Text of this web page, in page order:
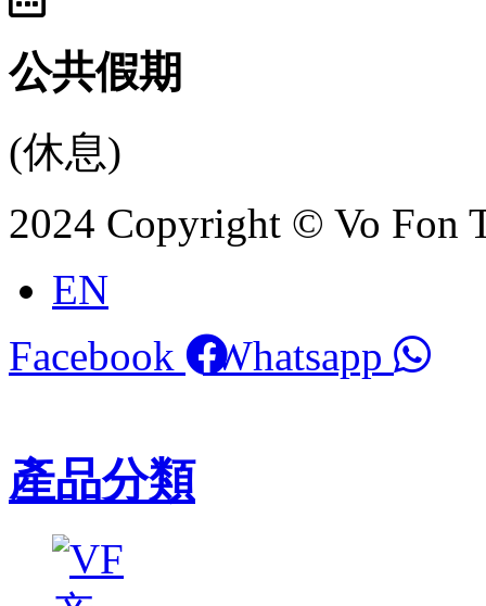
公共假期
(休息)
2024 Copyright © Vo Fon
EN
Facebook
Whatsapp
產品分類